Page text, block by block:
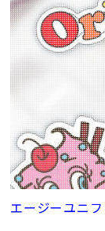
エージーユニ